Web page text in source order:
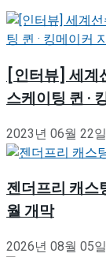
[인터뷰] 세계
스케이팅 퀸 ·
2023년 06월 22일
젠더프리 캐스
월 개막
2026년 08월 05일